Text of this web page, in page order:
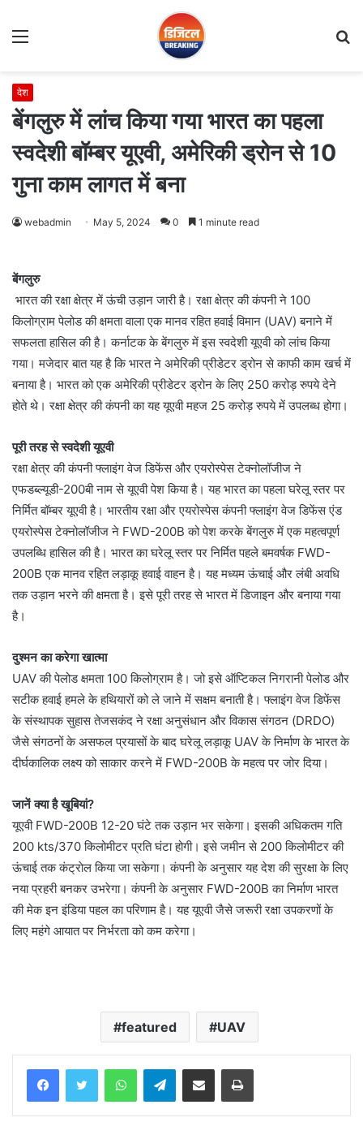
Menu
देश
बेंगलुरु में लांच किया गया भारत का पहला
स्वदेशी बॉम्बर यूएवी, अमेरिकी ड्रोन से 10
गुना काम लागत में बना
webadmin May 5, 2024 0 1 minute read
बेंगलुरु
भारत की रक्षा क्षेत्र में ऊंची उड़ान जारी है। रक्षा क्षेत्र की कंपनी ने 100
किलोग्राम पेलोड की क्षमता वाला एक मानव रहित हवाई विमान (UAV) बनाने में
सफलता हासिल की है। कर्नाटक के बेंगलुरु में इस स्वदेशी यूएवी को लांच किया
गया। मजेदार बात यह है कि भारत ने अमेरिकी प्रीडेटर ड्रोन से काफी काम खर्च में
बनाया है। भारत को एक अमेरिकी प्रीडेटर ड्रोन के लिए 250 करोड़ रुपये देने
होते थे। रक्षा क्षेत्र की कंपनी का यह यूएवी महज 25 करोड़ रुपये में उपलब्ध होगा।
पूरी तरह से स्वदेशी यूएवी
रक्षा क्षेत्र की कंपनी फ्लाइंग वेज डिफेंस और एयरोस्पेस टेक्नोलॉजीज ने
एफडब्ल्यूडी-200बी नाम से यूएवी पेश किया है। यह भारत का पहला घरेलू स्तर पर
निर्मित बॉम्बर यूएवी है। भारतीय रक्षा और एयरोस्पेस कंपनी फ्लाइंग वेज डिफेंस एंड
एयरोस्पेस टेक्नोलॉजीज ने FWD-200B को पेश करके बेंगलुरु में एक महत्वपूर्ण
उपलब्धि हासिल की है। भारत का घरेलू स्तर पर निर्मित पहले बमवर्षक FWD-
200B एक मानव रहित लड़ाकू हवाई वाहन है। यह मध्यम ऊंचाई और लंबी अवधि
तक उड़ान भरने की क्षमता है। इसे पूरी तरह से भारत में डिजाइन और बनाया गया
है।
दुश्मन का करेगा खात्मा
UAV की पेलोड क्षमता 100 किलोग्राम है। जो इसे ऑप्टिकल निगरानी पेलोड और
सटीक हवाई हमले के हथियारों को ले जाने में सक्षम बनाती है। फ्लाइंग वेज डिफेंस
के संस्थापक सुहास तेजसकंद ने रक्षा अनुसंधान और विकास संगठन (DRDO)
जैसे संगठनों के असफल प्रयासों के बाद घरेलू लड़ाकू UAV के निर्माण के भारत के
दीर्घकालिक लक्ष्य को साकार करने में FWD-200B के महत्व पर जोर दिया।
जानें क्या है खूबियां?
यूएवी FWD-200B 12-20 घंटे तक उड़ान भर सकेगा। इसकी अधिकतम गति
200 kts/370 किलोमीटर प्रति घंटा होगी। इसे जमीन से 200 किलोमीटर की
ऊंचाई तक कंट्राेल किया जा सकेगा। कंपनी के अनुसार यह देश की सुरक्षा के लिए
नया प्रहरी बनकर उभरेगा। कंपनी के अनुसार FWD-200B का निर्माण भारत
की मेक इन इंडिया पहल का परिणाम है। यह यूएवी जैसे जरूरी रक्षा उपकरणों के
लिए महंगे आयात पर निर्भरता को कम करेगा।
featured UAV
WhatsAppTelegramShare via Email Print